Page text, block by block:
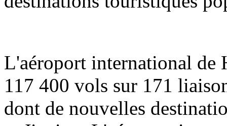
L'aéroport international
117 400 vols sur 171
dont de nouvelles